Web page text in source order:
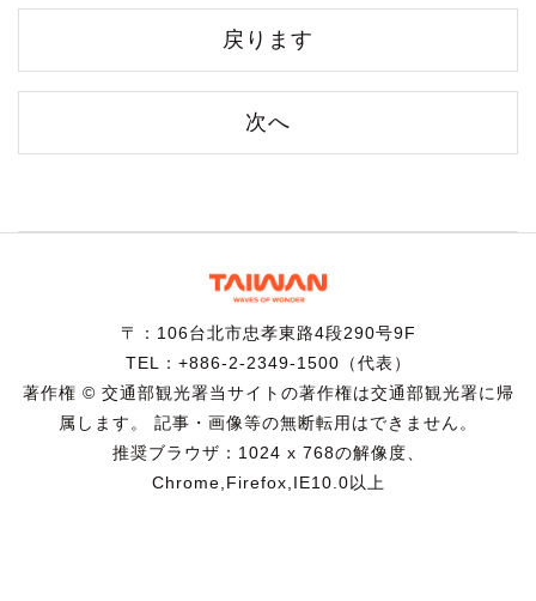
戻ります
次へ
〒：106台北市忠孝東路4段290号9F
TEL：+886-2-2349-1500（代表）
著作権 © 交通部観光署当サイトの著作権は交通部観光署に帰
属します。 記事・画像等の無断転用はできません。
推奨ブラウザ：1024 x 768の解像度、
Chrome,Firefox,IE10.0以上